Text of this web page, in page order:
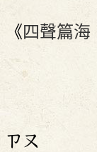
《四聲篇海
ㄗㄡ